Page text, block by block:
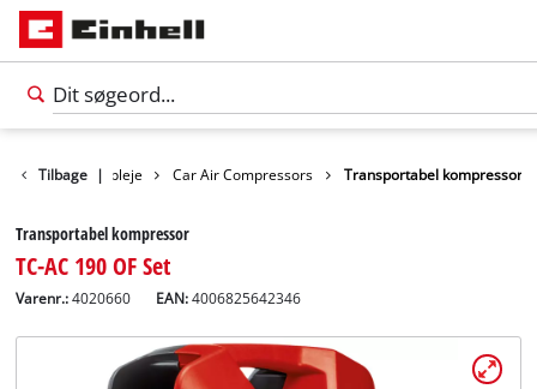
Tilbage |
Fritid Bilpleje Car Air Compressors Transportabel kompressor
Transportabel kompressor
TC-AC 190 OF Set
Varenr.: 4020660 EAN:4006825642346